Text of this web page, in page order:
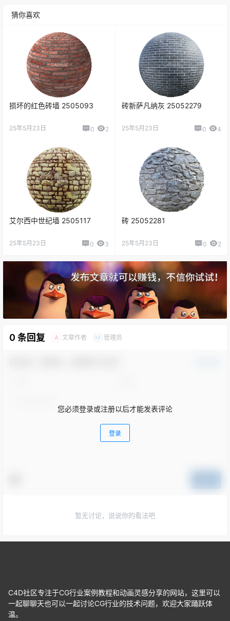
猜你喜欢
损坏的红色砖墙 2505093
25年5月23日 0 2
砖新萨凡纳灰 25052279
25年5月23日 0 4
艾尔西中世纪墙 2505117
25年5月23日 0 3
砖 25052281
25年5月23日 0 2
0 条回复 A 文章作者 M 管理员
您必须登录或注册以后才能发表评论
登录
暂无讨论，说说你的看法吧
C4D社区专注于CG行业案例教程和动画灵感分享的网站，这里可以
一起聊聊天也可以一起讨论CG行业的技术问题，欢迎大家踊跃体
温。